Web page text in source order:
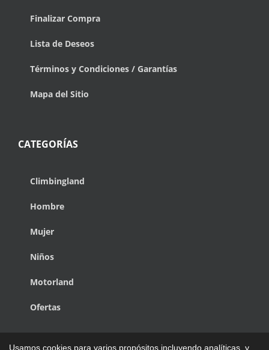
Finalizar Compra
Lista de Deseos
Términos y Condiciones / Garantías
Mapa del Sitio
CATEGORÍAS
Climbingland
Hombre
Mujer
Niños
Motorland
Ofertas
Usamos cookies para varios propósitos incluyendo analíticas, y